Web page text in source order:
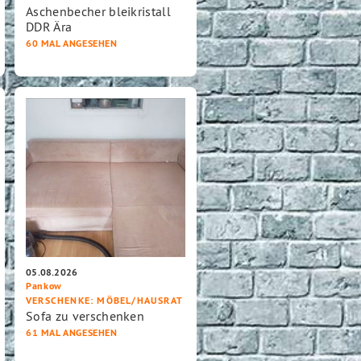
Aschenbecher bleikristall
DDR Ära
60 MAL ANGESEHEN
05.08.2026
Pankow
VERSCHENKE: MÖBEL/HAUSRAT
Sofa zu verschenken
61 MAL ANGESEHEN